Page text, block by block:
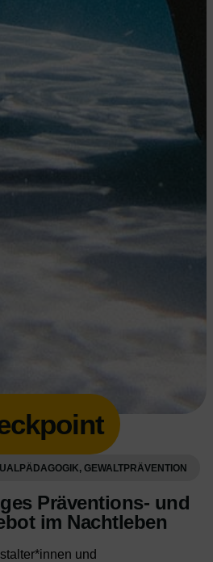
GEWALTPRÄVENTION
Präventions- und
im Nachtleben
und